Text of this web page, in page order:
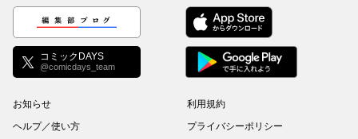
編集部ブログ
コミックDAYS
@comicdays_team
お知らせ
ヘルプ／使い方
利用規約
プライバシーポリシー